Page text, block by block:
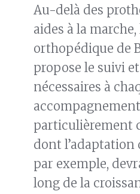
Au-delà des
aides à la
orthopédique de
propose le suivi
nécessaires à
particulièrement
dont l’adaptation
par exemple,
long de la